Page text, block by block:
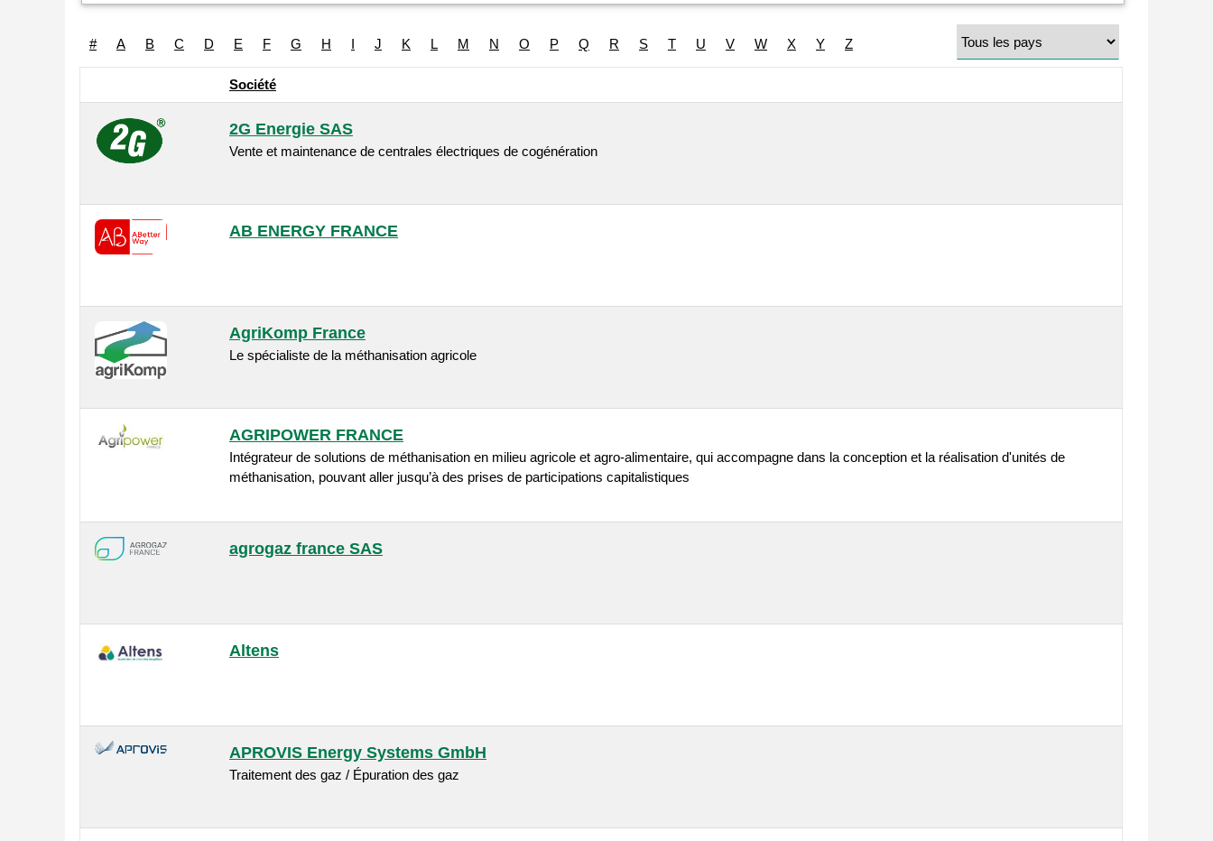
# A B C D E F G H I J K L M N O P Q R S T U V W X Y Z
Société
2G Energie SAS
Vente et maintenance de centrales électriques de cogénération
AB ENERGY FRANCE
AgriKomp France
Le spécialiste de la méthanisation agricole
AGRIPOWER FRANCE
Intégrateur de solutions de méthanisation en milieu agricole et agro-alimentaire, qui accompagne dans la conception et la réalisation d'unités de
méthanisation, pouvant aller jusqu’à des prises de participations capitalistiques
agrogaz france SAS
Altens
APROVIS Energy Systems GmbH
Traitement des gaz / Épuration des gaz